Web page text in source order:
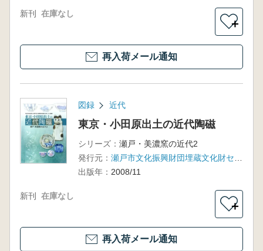
新刊 在庫なし
＋
再入荷メール通知
図録 近代
東京・小田原出土の近代陶磁
シリーズ： 瀬戸・美濃窯の近代2
発行元：
出版年： 2008/11
新刊 在庫なし
＋
再入荷メール通知